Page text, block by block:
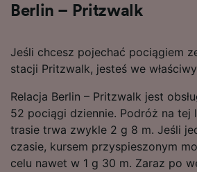
Berlin – Pritzwalk
Jeśli chcesz pojechać pociągiem
stacji Pritzwalk, jesteś we
Relacja Berlin – Pritzwalk jest
52 pociągi dziennie. Podróż na tej
trasie trwa zwykle 2 g 8 m. Jeśli
czasie, kursem przyspieszonym
celu nawet w 1 g 30 m. Zaraz po